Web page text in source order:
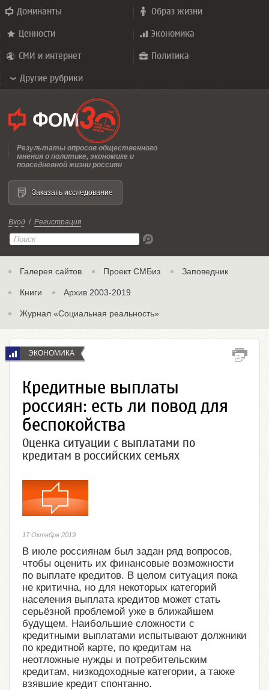
Доминанты Образ жизни
Ценности Экономика
СМИ и интернет Политика
Другие рубрики
Результаты опросов общественного
мнения о политике, экономике и
повседневной жизни россиян
Вход / Регистрация
Галерея сайтов Проект СМБиз Заповедник
Книги Архив 2003-2019
Журнал «Социальная реальность»
Заказать исследование
ЭКОНОМИКА
Кредитные выплаты
россиян: есть ли повод для
беспокойства
Оценка ситуации с выплатами по
кредитам в российских семьях
17 Октября 2019
В июле россиянам был задан ряд вопросов,
чтобы оценить их финансовые возможности
по выплате кредитов. В целом ситуация пока
не критична, но для некоторых категорий
населения выплата кредитов может стать
серьёзной проблемой уже в ближайшем
будущем. Наибольшие сложности с
кредитными выплатами испытывают должники
по кредитной карте, по кредитам на
неотложные нужды и потребительским
кредитам, низкодоходные категории, а также
взявшие кредит спонтанно.